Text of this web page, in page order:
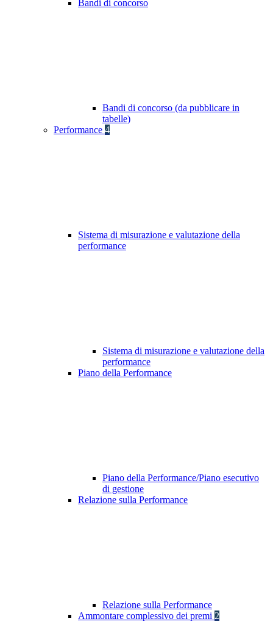
Bandi di concorso
Bandi di concorso (da pubblicare in
tabelle)
Performance 4
Sistema di misurazione e valutazione della
performance
Sistema di misurazione e valutazione della
performance
Piano della Performance
Piano della Performance/Piano esecutivo
di gestione
Relazione sulla Performance
Relazione sulla Performance
Ammontare complessivo dei premi 2